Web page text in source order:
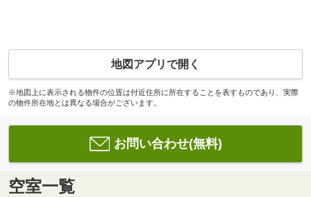
地図アプリで開く
※地図上に表示される物件の位置は付近住所に所在することを表すものであり、実際
の物件所在地とは異なる場合がございます。
お問い合わせ(無料)
空室一覧